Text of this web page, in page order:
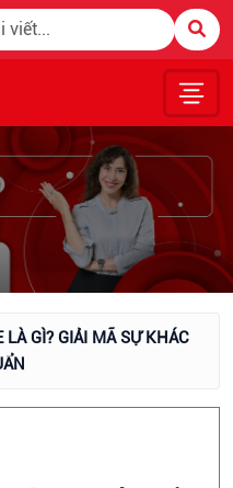
LÀ GÌ? GIẢI MÃ SỰ KHÁC